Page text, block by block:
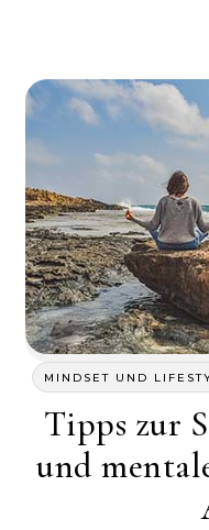
MINDSET UND
Tipps zur
und